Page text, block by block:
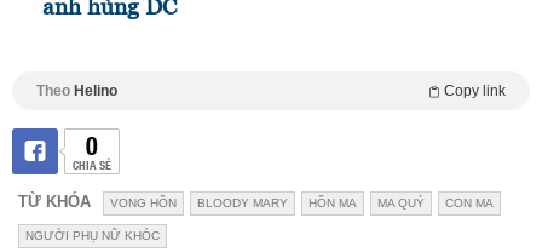
anh hùng DC
Theo Helino Copy link
0
CHIA SẺ
TỪ KHÓA VONG HỒN BLOODY MARY HỒN MA MA QUỶ CON MA
NGƯỜI PHỤ NỮ KHÓC